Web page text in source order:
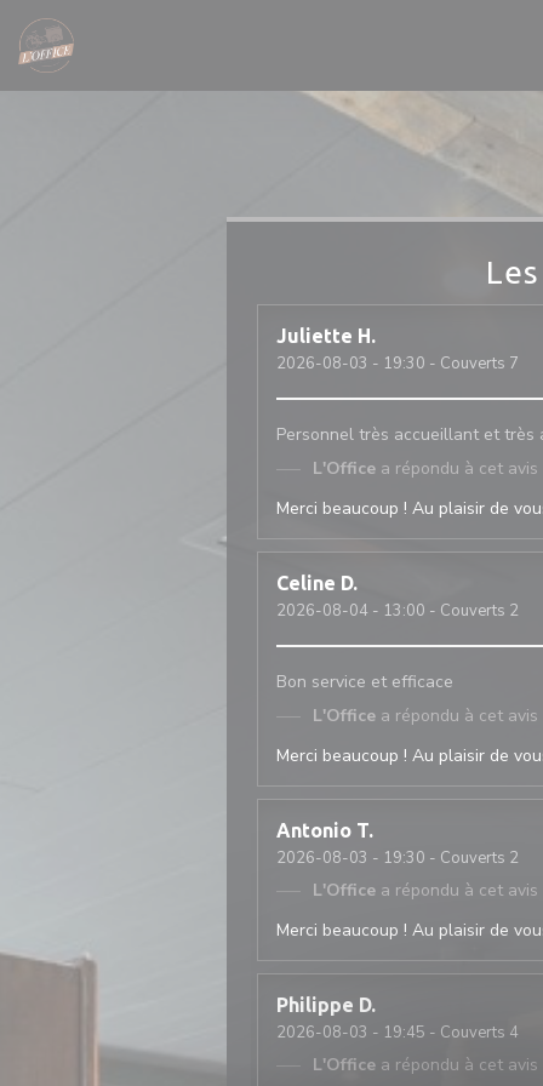
Personnalisation de vos choix en matière de cookies
Juliette H
2026-08-03 - 19:30 - Couverts 7
Personnel très accueillant et très
L'Office a répondu à cet avis
Merci beaucoup ! Au plaisir de
Celine D
2026-08-04 - 13:00 - Couverts 2
Bon service et efficace
L'Office a répondu à cet avis
Merci beaucoup ! Au plaisir de
Antonio T
2026-08-03 - 19:30 - Couverts 2
L'Office a répondu à cet avis
Merci beaucoup ! Au plaisir de
Philippe D
2026-08-03 - 19:45 - Couverts 4
L'Office a répondu à cet avis